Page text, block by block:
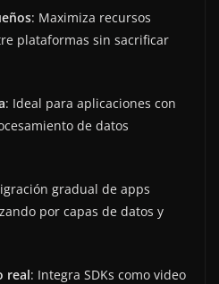
: Maximiza recursos
plataformas sin sacrificar
: Ideal para aplicaciones con
de datos
gradual de apps
por capas de datos y
real: Integra SDKs como video